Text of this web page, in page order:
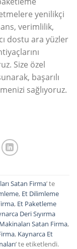
yenilikçi
verimlilik,
dostu ara yüzler
Size özel
başarılı
sağlıyoruz.
Satan Firma’ te
, Et Dilimleme
, Et Paketleme
Deri Sıyırma
Satan Firma,
, Kaynarca Et
’ te etiketlendi.